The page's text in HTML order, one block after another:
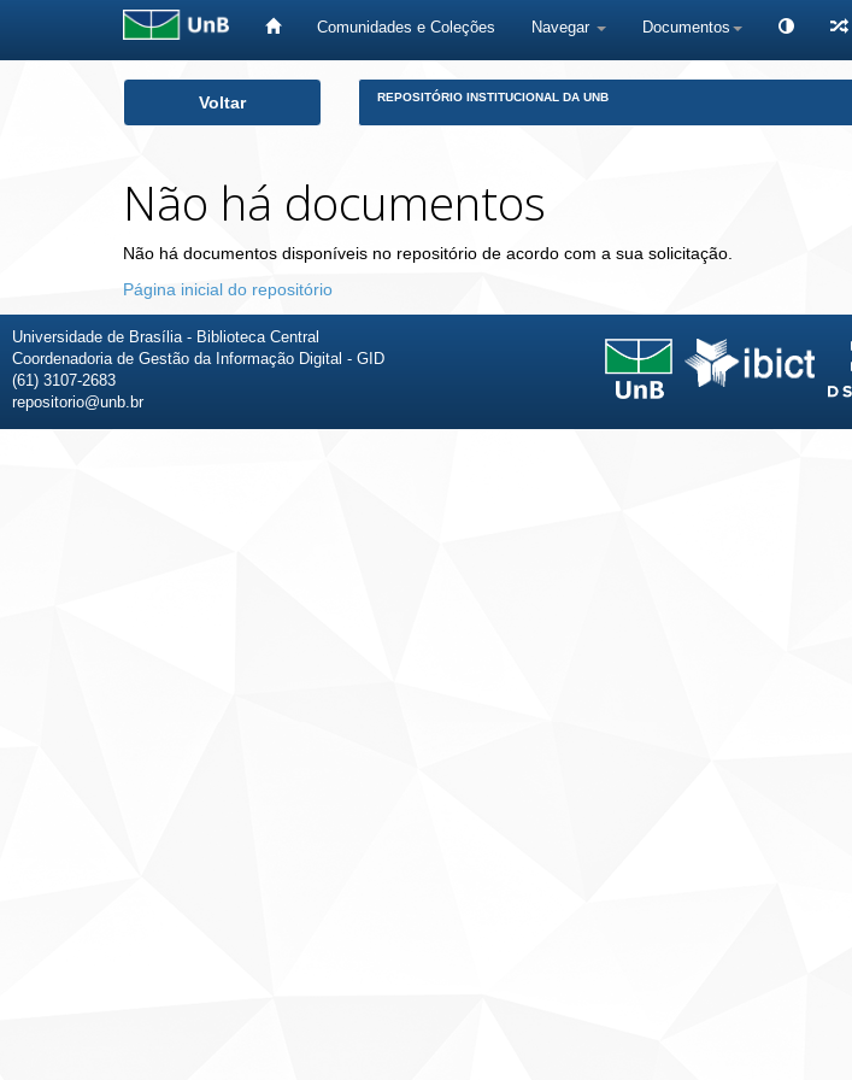
Comunidades e Coleções Navegar Documentos
Voltar REPOSITÓRIO INSTITUCIONAL DA UNB
Não há documentos
Não há documentos disponíveis no repositório de acordo com a sua solicitação.
Página inicial do repositório
Universidade de Brasília - Biblioteca Central
Coordenadoria de Gestão da Informação Digital - GID
(61) 3107-2683
repositorio@unb.br